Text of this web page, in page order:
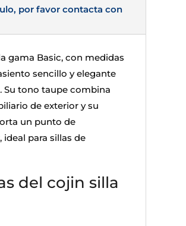
por favor contacta con
gama Basic, con medidas
sencillo y elegante
Su tono taupe combina
de exterior y su
un punto de
para sillas de
del cojin silla